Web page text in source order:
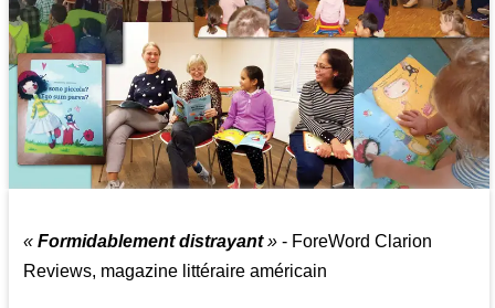
«Formidablement distrayant» - ForeWord Clarion
Reviews, magazine littéraire américain